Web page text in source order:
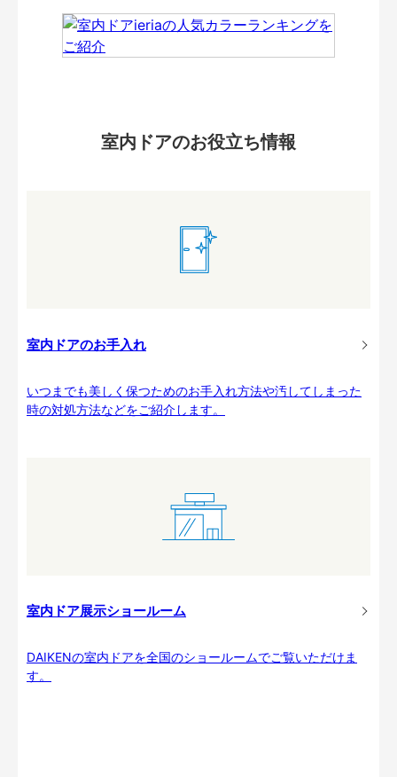
室内ドアのお役立ち情報
室内ドアのお手入れ
いつまでも美しく保つためのお手入れ方法や汚してしまった
時の対処方法などをご紹介します。
室内ドア展示ショールーム
DAIKENの室内ドアを全国のショールームでご覧いただけま
す。